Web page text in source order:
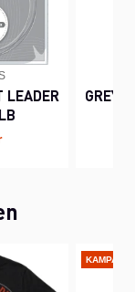
LEADER
KAMPANJ